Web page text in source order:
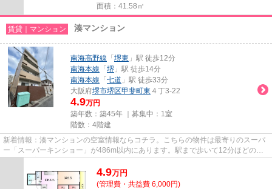
面積：41.58㎡
賃貸｜マンション 湊マンション
南海高野線 「 堺東 」駅 徒歩12分
南海本線 「 堺 」駅 徒歩14分
南海本線 「 七道 」駅 徒歩33分
大阪府堺市堺区甲斐町東 ４丁3-22
4.9万円
築年数：築45年 ｜募集中： 1室
階数：4階建
新着情報：湊マンションの空室情報ならコチラ。こちらの物件は最寄りのスーパ
ー「スーパーキンショー」が486m以内にあります。駅まで歩いて12分ほどの、
4.9万円
(管理費・共益費 6,000円)